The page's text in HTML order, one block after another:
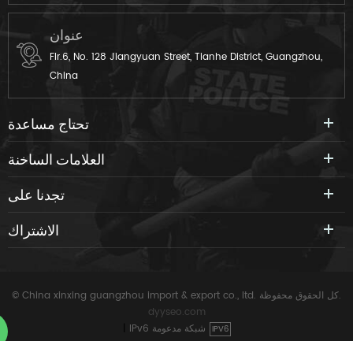
عنوان
Flr.6, No. 128 Jiangyuan Street, Tianhe District, Guangzhou,
China
تحتاج مساعدة
العلامات الساخنة
تجدنا على
الاشتراك
© China xinxing guangzhou import & export co., ltd. كل الحقوق محفوظة.
dyyseo.com
IPv6 شبكة مدعومة IPV6